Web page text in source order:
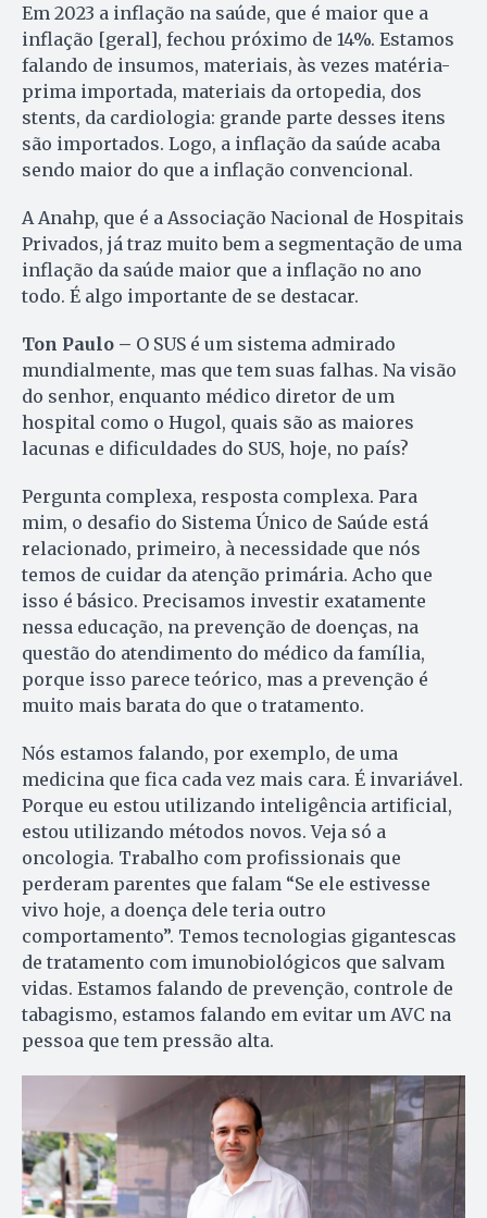
Em 2023 a inflação na saúde, que é maior que a
inflação [geral], fechou próximo de 14%. Estamos
falando de insumos, materiais, às vezes matéria-
prima importada, materiais da ortopedia, dos
stents, da cardiologia: grande parte desses itens
são importados. Logo, a inflação da saúde acaba
sendo maior do que a inflação convencional.
A Anahp, que é a Associação Nacional de Hospitais
Privados, já traz muito bem a segmentação de uma
inflação da saúde maior que a inflação no ano
todo. É algo importante de se destacar.
Ton Paulo – O SUS é um sistema admirado
mundialmente, mas que tem suas falhas. Na visão
do senhor, enquanto médico diretor de um
hospital como o Hugol, quais são as maiores
lacunas e dificuldades do SUS, hoje, no país?
Pergunta complexa, resposta complexa. Para
mim, o desafio do Sistema Único de Saúde está
relacionado, primeiro, à necessidade que nós
temos de cuidar da atenção primária. Acho que
isso é básico. Precisamos investir exatamente
nessa educação, na prevenção de doenças, na
questão do atendimento do médico da família,
porque isso parece teórico, mas a prevenção é
muito mais barata do que o tratamento.
Nós estamos falando, por exemplo, de uma
medicina que fica cada vez mais cara. É invariável.
Porque eu estou utilizando inteligência artificial,
estou utilizando métodos novos. Veja só a
oncologia. Trabalho com profissionais que
perderam parentes que falam “Se ele estivesse
vivo hoje, a doença dele teria outro
comportamento”. Temos tecnologias gigantescas
de tratamento com imunobiológicos que salvam
vidas. Estamos falando de prevenção, controle de
tabagismo, estamos falando em evitar um AVC na
pessoa que tem pressão alta.